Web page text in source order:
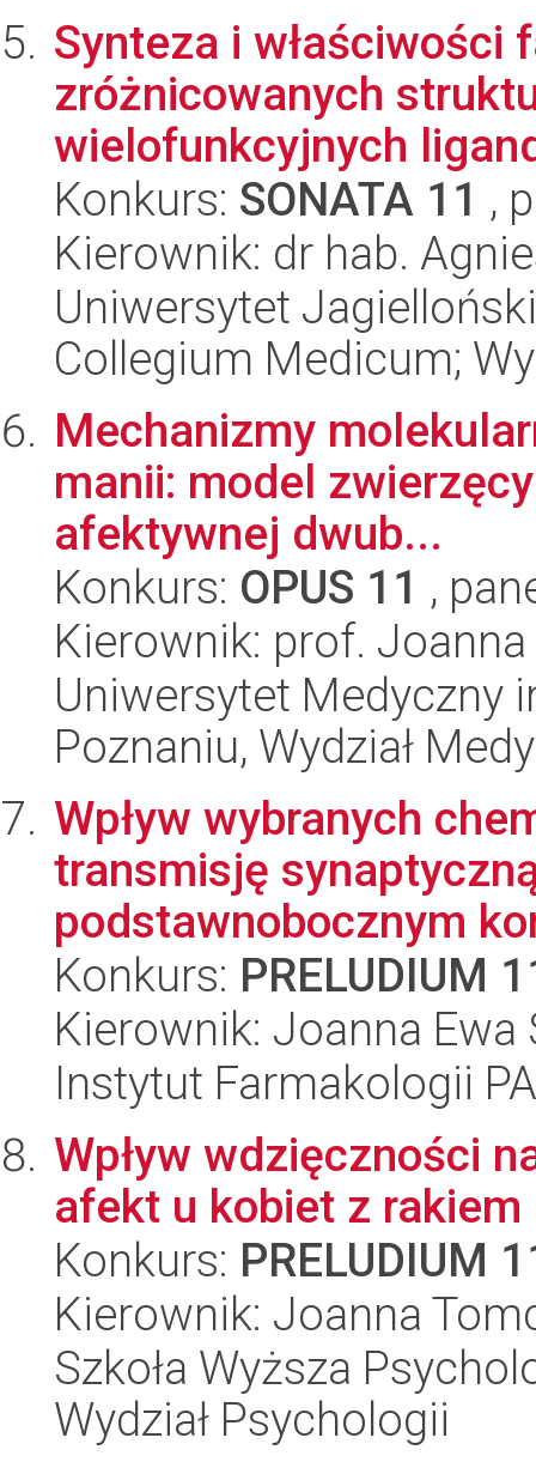
Synteza i właściwości
zróżnicowanych
wielofunkcyjnych
Konkurs: SONATA 11 ,
Kierownik: dr hab.
Uniwersytet
Collegium Medicum;
Mechanizmy
manii: model
afektywnej dwub...
Konkurs: OPUS 11 ,
Kierownik: prof.
Uniwersytet Medyczny
Poznaniu, Wydział
Wpływ wybranych
transmisję
podstawnobocznym
Konkurs: PRELUDIUM
Kierownik: Joanna Ewa
Instytut Farmakologii
Wpływ wdzięczności
afekt u kobiet z
Konkurs: PRELUDIUM
Kierownik: Joanna
Szkoła Wyższa
Wydział Psychologii